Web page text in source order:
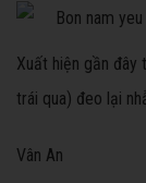
Xuất hiện gần
trái qua) đeo lại
Vân An